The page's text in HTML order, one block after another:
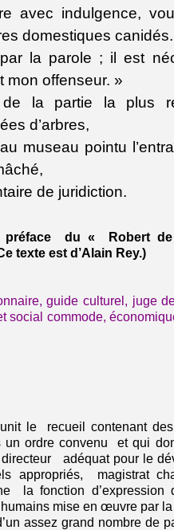
avec indulgence,
domestiques canidés.
la parole ; il est
mon offenseur. »
de la partie la plus
d’arbres,
museau pointu
de juridiction.
préface du « Robert
texte est d’Alain Rey.)
guide culturel, juge
social commode,
le recueil contenant
un ordre convenu et qui
adéquat pour le
appropriés, magistrat
la fonction
mise en œuvre par
assez grand nombre de